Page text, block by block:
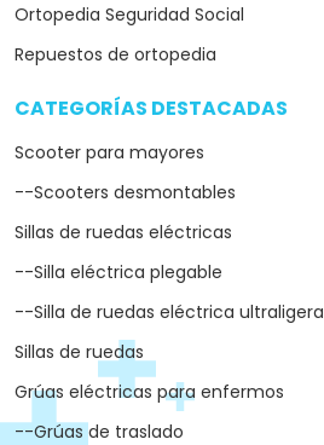
Ortopedia Seguridad Social
Repuestos de ortopedia
CATEGORÍAS DESTACADAS
Scooter para mayores
--Scooters desmontables
Sillas de ruedas eléctricas
--Silla eléctrica plegable
--Silla de ruedas eléctrica ultraligera
Sillas de ruedas
Grúas eléctricas para enfermos
--Grúas de traslado